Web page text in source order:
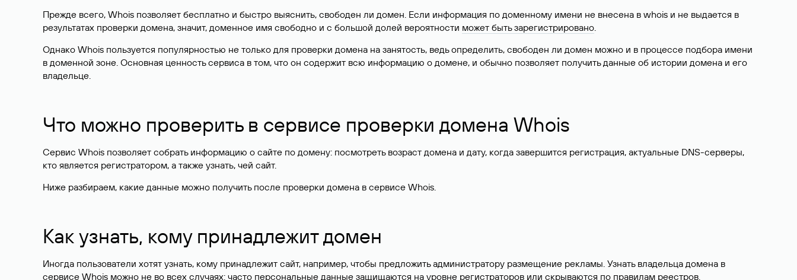
Прежде всего, Whois позволяет бесплатно и быстро выяснить, свободен ли домен. Если информация по доменному имени не внесена в whois и не выдается в
результатах проверки домена, значит, доменное имя свободно и с большой долей вероятности может быть зарегистрировано.
Однако Whois пользуется популярностью не только для проверки домена на занятость, ведь определить, свободен ли домен можно и в процессе подбора имени
в доменной зоне. Основная ценность сервиса в том, что он содержит всю информацию о домене, и обычно позволяет получить данные об истории домена и его
владельце.
Что можно проверить в сервисе проверки домена Whois
Сервис Whois позволяет собрать информацию о сайте по домену: посмотреть возраст домена и дату, когда завершится регистрация, актуальные DNS-серверы,
кто является регистратором, а также узнать, чей сайт.
Ниже разбираем, какие данные можно получить после проверки домена в сервисе Whois.
Как узнать, кому принадлежит домен
Иногда пользователи хотят узнать, кому принадлежит сайт, например, чтобы предложить администратору размещение рекламы. Узнать владельца домена в
сервисе Whois можно не во всех случаях: часто персональные данные защищаются на уровне регистраторов или скрываются по правилам реестров.